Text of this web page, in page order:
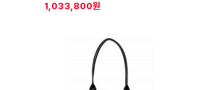
1,033,800원